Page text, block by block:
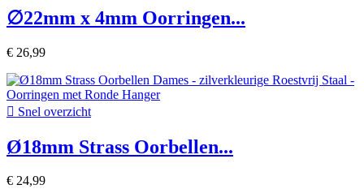
∅22mm x 4mm Oorringen...
€ 26,99
 Snel overzicht
Ø18mm Strass Oorbellen...
€ 24,99